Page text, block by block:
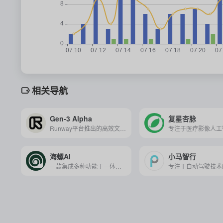
相关导航
Gen-3 Alpha 复星杏脉
海螺AI 小马智行